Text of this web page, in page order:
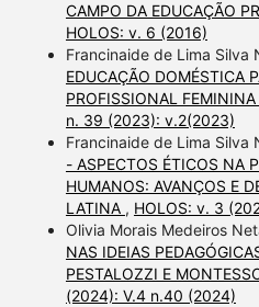
CAMPO DA EDUCAÇÃO
HOLOS: v. 6 (2016)
Francinaide de Lima Silva
EDUCAÇÃO DOMÉSTICA
PROFISSIONAL
n. 39 (2023): v.2(2023)
Francinaide de Lima Silva
- ASPECTOS ÉTICOS NA
HUMANOS: AVANÇOS E
LATINA , HOLOS: v. 3
Olivia Morais Medeiros
NAS IDEIAS
PESTALOZZI E
(2024): V.4 n.40 (2024)